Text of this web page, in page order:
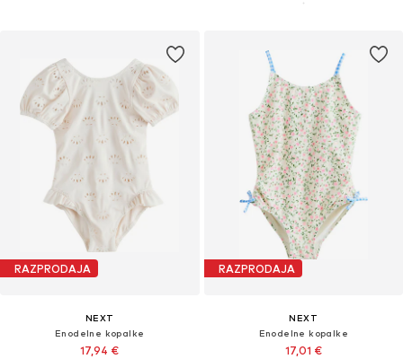
RAZPRODAJA
NEXT
Enodelne kopalke
17,94 €
RAZPRODAJA
NEXT
Enodelne kopalke
17,01 €